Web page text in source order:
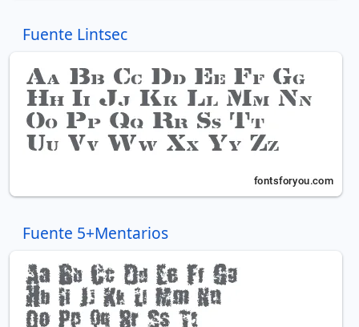
Fuente Lintsec
Fuente 5+Mentarios